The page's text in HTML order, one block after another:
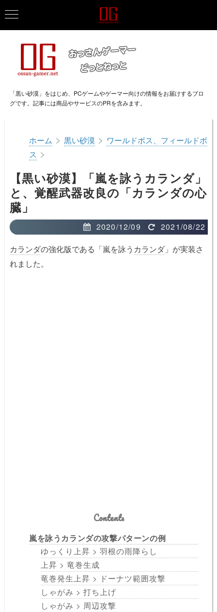
「黒い砂漠」をはじめ、PCゲームやゲーマー向けの情報をお届けするブロ
グです。記事には商品やサービスのPRを含みます。
ホーム > 黒い砂漠 > ワールドボス、フィールドボ
ス >
【黒い砂漠】「嵐を詠うカランダ」
と、覚醒武器改良の「カランダの心
臓」
2020/12/09
2021/08/22
カランダの強化版である「嵐を詠う カランダ 」が実装さ
れました。
Contents
嵐を詠うカランダの攻撃パターンの例
ゆっくり上昇 > 羽根の雨降らし
上昇 > 竜巻生成
竜巻発生上昇 > ドーナツ範囲攻撃
しゃがみ > 打ち上げ
しゃがみ > 周辺攻撃